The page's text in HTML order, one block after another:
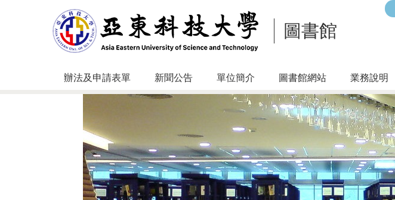
圖書館
辦法及申請表單 新聞公告 單位簡介 圖書館網站 業務說明